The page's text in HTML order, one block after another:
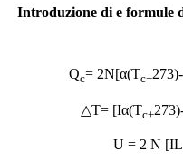
Introduzione di e formule
Qc= 2N[α(Tc+
△T= [Iα(Tc+
U = 2 N